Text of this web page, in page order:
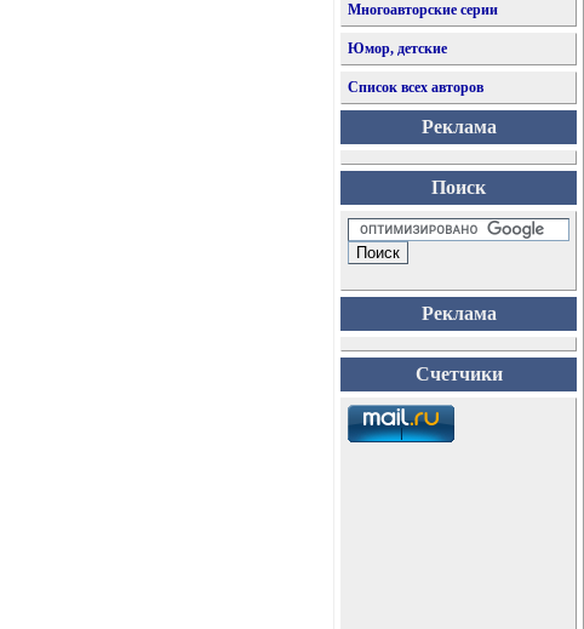
Многоавторские серии
Юмор, детские
Список всех авторов
Реклама
Поиск
Реклама
Счетчики